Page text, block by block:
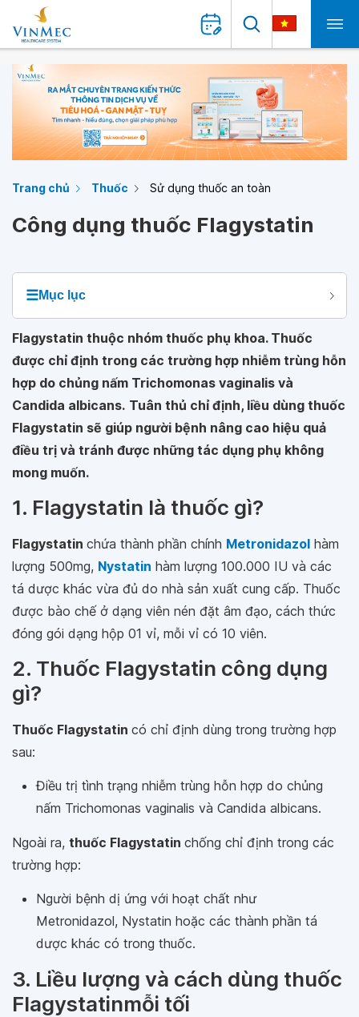
Trang chủ Thuốc Sử dụng thuốc an toàn
Công dụng thuốc Flagystatin
☰Mục lục
Flagystatin thuộc nhóm thuốc phụ khoa. Thuốc
được chỉ định trong các trường hợp nhiễm trùng hỗn
hợp do chủng nấm Trichomonas vaginalis và
Candida albicans. Tuân thủ chỉ định, liều dùng thuốc
Flagystatin sẽ giúp người bệnh nâng cao hiệu quả
điều trị và tránh được những tác dụng phụ không
mong muốn.
1. Flagystatin là thuốc gì?
Flagystatin chứa thành phần chính Metronidazol hàm
lượng 500mg, Nystatin hàm lượng 100.000 IU và các
tá dược khác vừa đủ do nhà sản xuất cung cấp. Thuốc
được bào chế ở dạng viên nén đặt âm đạo, cách thức
đóng gói dạng hộp 01 vỉ, mỗi vỉ có 10 viên.
2. Thuốc Flagystatin công dụng
gì?
Thuốc Flagystatin có chỉ định dùng trong trường hợp
sau:
Điều trị tình trạng nhiễm trùng hỗn hợp do chủng
nấm Trichomonas vaginalis và Candida albicans.
Ngoài ra, thuốc Flagystatin chống chỉ định trong các
trường hợp:
Người bệnh dị ứng với hoạt chất như
Metronidazol, Nystatin hoặc các thành phần tá
dược khác có trong thuốc.
3. Liều lượng và cách dùng thuốc
Flagystatinmỗi tối